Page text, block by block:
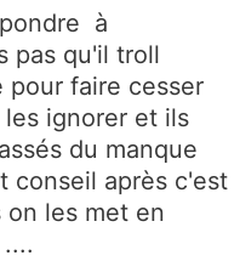
à
pas qu'il troll
pour faire cesser
ignorer et ils
du manque
conseil après c'est
les met en